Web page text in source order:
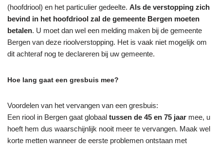
(hoofdriool) en het particulier gedeelte. Als de verstopping zich
bevind in het hoofdriool zal de gemeente Bergen moeten
betalen. U moet dan wel een melding maken bij de gemeente
Bergen van deze rioolverstopping. Het is vaak niet mogelijk om
dit achteraf nog te declareren bij uw gemeente.
Hoe lang gaat een gresbuis mee?
Voordelen van het vervangen van een gresbuis:
Een riool in Bergen gaat globaal tussen de 45 en 75 jaar mee, u
hoeft hem dus waarschijnlijk nooit meer te vervangen. Maak wel
korte metten wanneer de eerste problemen ontstaan met